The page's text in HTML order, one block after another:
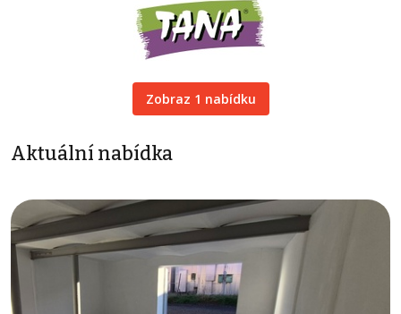
Zobraz 1 nabídku
Aktuální nabídka